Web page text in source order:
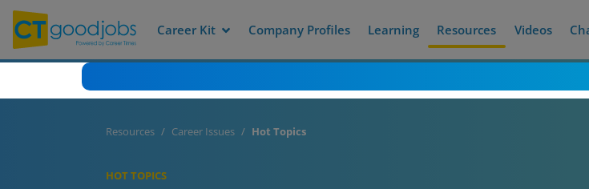
Career Kit Company Profiles Learning Resources Videos
Resources Career Issues Hot Topics
HOT TOPICS